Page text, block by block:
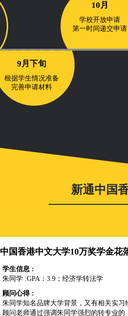
10月
学校开放申请
第一时间递交申请
9月下旬
根据学生情况准备
完善申请材料
新通中国
中国香港中文大学10万奖学金花
学生信息 :
朱同学 :GPA：3.9；经济学转法学
顾问心得 :
朱同学知名品牌大学背景，又有相关实习
顾问老师通过强调朱同学强烈的转专业的